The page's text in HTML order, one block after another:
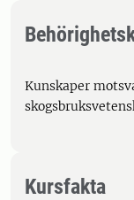
Kunskaper
Kursfakta